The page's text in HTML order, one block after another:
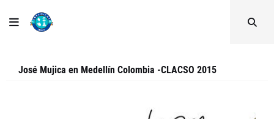
José Mujica en Medellín Colombia -CLACSO 2015